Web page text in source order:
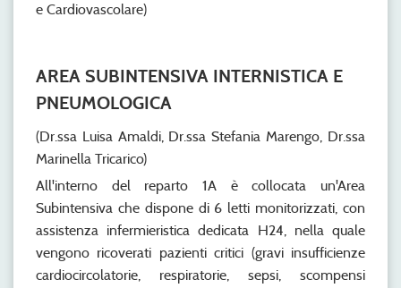
e Cardiovascolare)
AREA SUBINTENSIVA INTERNISTICA E
PNEUMOLOGICA
(Dr.ssa Luisa Amaldi, Dr.ssa Stefania Marengo, Dr.ssa
Marinella Tricarico)
All'interno del reparto 1A è collocata un'Area
Subintensiva che dispone di 6 letti monitorizzati, con
assistenza infermieristica dedicata H24, nella quale
vengono ricoverati pazienti critici (gravi insufficienze
cardiocircolatorie, respiratorie, sepsi, scompensi